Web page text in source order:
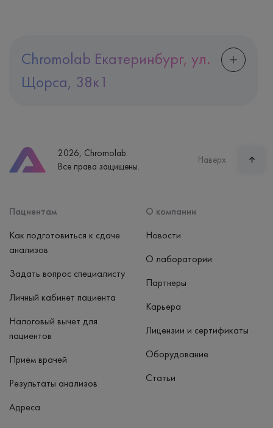
Chromolab Екатеринбург, ул.
Щорса, 38к1
Часы работы
пн-вс: 7:30-15:00
2026, Chromolab.
Все права защищены.
Наверх
Пациентам
Как подготовиться к сдаче
анализов
Задать вопрос специалисту
Личный кабинет пациента
Налоговый вычет для
пациентов
Приём врачей
Результаты анализов
Адреса
О компании
Новости
О лаборатории
Партнеры
Карьера
Лицензии и сертификаты
Оборудование
Статьи